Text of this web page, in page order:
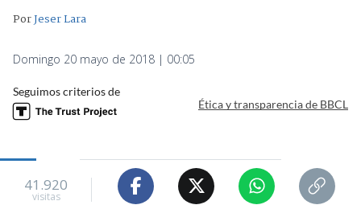
PorJeser Lara
Domingo 20 mayo de 2018 | 00:05
Seguimos criterios de
Ética y transparencia de BBCL
41.920
visitas